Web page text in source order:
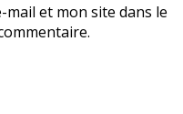
et mon site dans le